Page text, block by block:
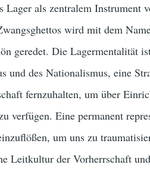
Lager als zentralem Instrument
wird mit dem
geredet. Die Lagermentalität
und des Nationalismus, eine
fernzuhalten, um über
verfügen. Eine permanent
um uns zu
Leitkultur der Vorherrschaft